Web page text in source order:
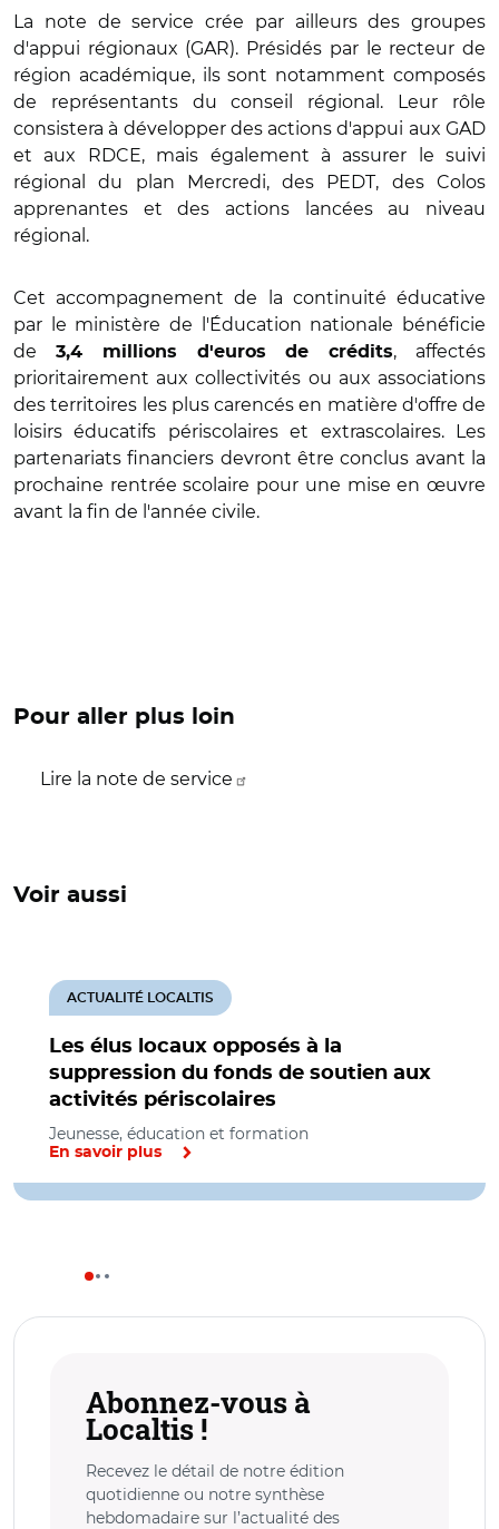
La note de service crée par ailleurs des groupes
d'appui régionaux (GAR). Présidés par le recteur de
région académique, ils sont notamment composés
de représentants du conseil régional. Leur rôle
consistera à développer des actions d'appui aux GAD
et aux RDCE, mais également à assurer le suivi
régional du plan Mercredi, des PEDT, des Colos
apprenantes et des actions lancées au niveau
régional.
Cet accompagnement de la continuité éducative
par le ministère de l'Éducation nationale bénéficie
de
3,4 millions d'euros de crédits, affectés
prioritairement aux collectivités ou aux associations
des territoires les plus carencés en matière d'offre de
loisirs éducatifs périscolaires et extrascolaires. Les
partenariats financiers devront être conclus avant la
prochaine rentrée scolaire pour une mise en œuvre
avant la fin de l'année civile.
Pour aller plus loin
Lire la note de service
Voir aussi
Les élus locaux opposés à la
suppression du fonds de soutien aux
activités périscolaires
ACTUALITÉ LOCALTIS
Jeunesse, éducation et formation
En savoir plus
Abonnez-vous à
Localtis !
Recevez le détail de notre édition
quotidienne ou notre synthèse
hebdomadaire sur l’actualité des